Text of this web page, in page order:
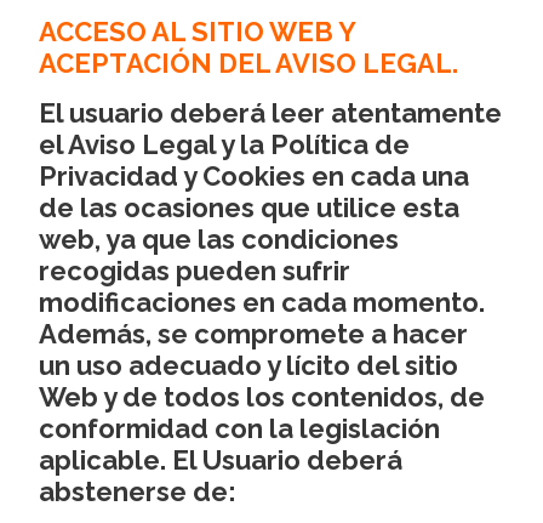
ACCESO AL SITIO WEB Y
ACEPTACIÓN DEL AVISO LEGAL.
El usuario deberá leer atentamente
el Aviso Legal y la Política de
Privacidad y Cookies en cada una
de las ocasiones que utilice esta
web, ya que las condiciones
recogidas pueden sufrir
modificaciones en cada momento.
Además, se compromete a hacer
un uso adecuado y lícito del sitio
Web y de todos los contenidos, de
conformidad con la legislación
aplicable. El Usuario deberá
abstenerse de: